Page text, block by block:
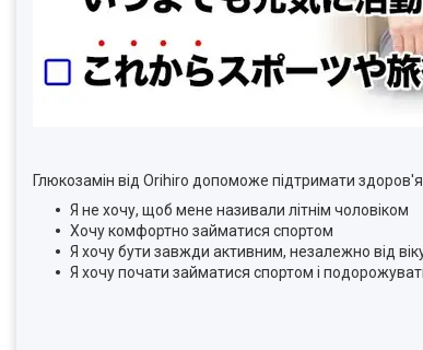
Глюкозамін від Orihiro допоможе підтримати здоров'я
Я не хочу, щоб мене називали літнім чоловіком
Хочу комфортно займатися спортом
Я хочу бути завжди активним, незалежно від
Я хочу почати займатися спортом і